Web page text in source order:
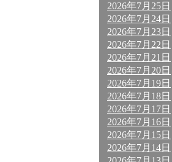
2026年7月25日
2026年7月24日
2026年7月23日
2026年7月22日
2026年7月21日
2026年7月20日
2026年7月19日
2026年7月18日
2026年7月17日
2026年7月16日
2026年7月15日
2026年7月14日